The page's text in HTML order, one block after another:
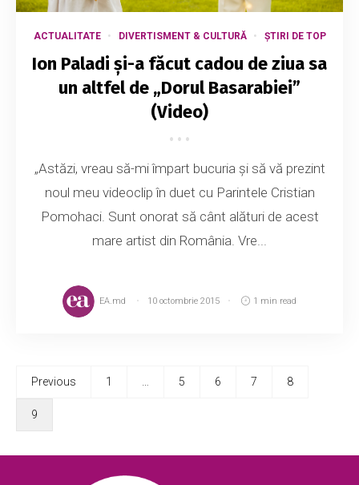
ACTUALITATE DIVERTISMENT & CULTURĂ ȘTIRI DE TOP
Ion Paladi și-a făcut cadou de ziua sa
un altfel de „Dorul Basarabiei”
(Video)
„Astăzi, vreau să-mi împart bucuria și să vă prezint
noul meu videoclip în duet cu Parintele Cristian
Pomohaci. Sunt onorat să cânt alături de acest
mare artist din România. Vre...
EA.md 10 octombrie 2015 1 min read
Previous 1 5 6 7 8
9